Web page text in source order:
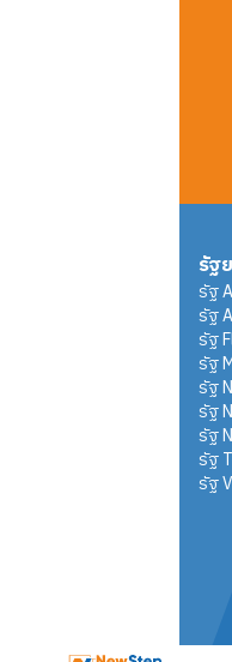
รัฐ
รัฐ
รัฐ
รัฐ
รัฐ
รัฐ
รัฐ
รัฐ
รัฐ
รัฐ